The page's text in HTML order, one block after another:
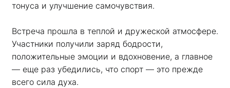
тонуса и улучшение самочувствия.
Встреча прошла в теплой и дружеской атмосфере.
Участники получили заряд бодрости,
положительные эмоции и вдохновение, а главное
— еще раз убедились, что спорт — это прежде
всего сила духа.